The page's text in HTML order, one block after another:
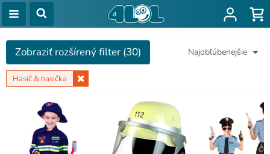
Najobľúbenejšie
Zobraziť rozšírený filter (30)
Hasič & hasička